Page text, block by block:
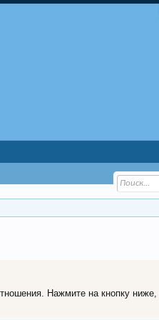
Нажмите на кнопку ниже,